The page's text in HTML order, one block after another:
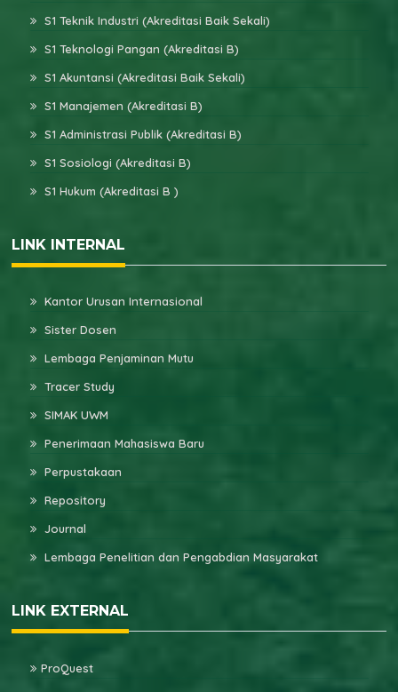
S1 Teknik Industri (Akreditasi Baik Sekali)
S1 Teknologi Pangan (Akreditasi B)
S1 Akuntansi (Akreditasi Baik Sekali)
S1 Manajemen (Akreditasi B)
S1 Administrasi Publik (Akreditasi B)
S1 Sosiologi (Akreditasi B)
S1 Hukum (Akreditasi B )
LINK INTERNAL
Kantor Urusan Internasional
Sister Dosen
Lembaga Penjaminan Mutu
Tracer Study
SIMAK UWM
Penerimaan Mahasiswa Baru
Perpustakaan
Repository
Journal
Lembaga Penelitian dan Pengabdian Masyarakat
LINK EXTERNAL
ProQuest